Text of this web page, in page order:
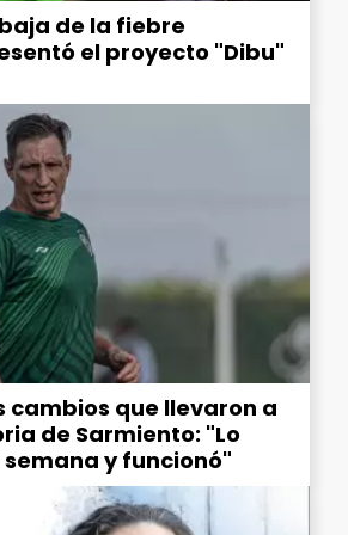
de la fiebre
el proyecto "Dibu"
cambios que llevaron a
de Sarmiento: "Lo
y funcionó"